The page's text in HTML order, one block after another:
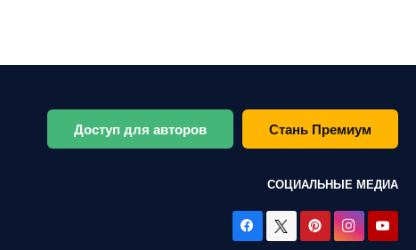
Доступ для авторов Стань Премиум
СОЦИАЛЬНЫЕ МЕДИА